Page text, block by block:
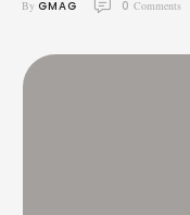
açıkladı. Geçen hafta
Kiyoko da dahil olmak
"LGBT topluluğu için iyi
By GMAG 0 Comments